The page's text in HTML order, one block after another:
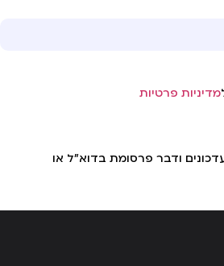
פרטיות
ודבר פרסומת בדוא"ל או